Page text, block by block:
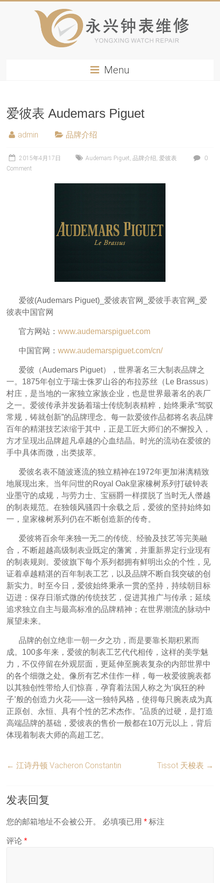
Menu
爱彼表 Audemars Piguet
admin 品牌介绍
2015年4月17日 Audemars Piguet,品牌介绍,爱彼表
0
Comment
爱彼(Audemars Piguet)_爱彼表官网_爱彼手表官网_爱
彼表中国官网
官方网站：www.audemarspiguet.com
中国官网：www.audemarspiguet.com/cn/
爱彼（Audemars Piguet），世界著名三大制表品牌之
一。1875年创立于瑞士侏罗山谷的布拉苏丝（Le Brassus）
村庄，是当地的一家独立家族企业，也是世界最著名的表厂
之一。爱彼传承并发扬着瑞士传统制表精粹，始终秉承“驾驭
常规，铸就创新”的品牌理念。每一款爱彼作品都将名表品牌
百年的精湛技艺浓缩于其中，正是工匠大师们的不懈投入，
方才呈现出品牌超凡卓越的心血结晶。时光的流动在爱彼的
手中具体而微，出类拔萃。
爱彼名表不随波逐流的独立精神在1972年更加淋漓精致
地展现出来。当年问世的Royal Oak皇家橡树系列打破钟表
业墨守的成规，与劳力士、宝丽爵一样摆脱了当时无人僭越
的制表规范。在独领风骚四十余载之后，爱彼的坚持始终如
一，皇家橡树系列仍在不断创造新的传奇。
爱彼将百余年来独一无二的传统、经验及技艺等完美融
合，不断超越高级制表业既定的藩篱，并重新界定行业现有
的制表规则。爱彼旗下每个系列都拥有鲜明出众的个性，见
证着卓越精湛的百年制表工艺，以及品牌不断自我突破的创
新实力。时至今日，爱彼始终秉承一贯的坚持，持续朝目标
迈进：保存日渐式微的传统技艺，促进其推广与传承；延续
追求独立自主与最高标准的品牌精神；在世界潮流的脉动中
展望未来。
品牌的创立绝非一朝一夕之功，而是要靠长期积累而
成。100多年来，爱彼的制表工艺代代相传，这样的美学魅
力，不仅停留在外观层面，更延伸至腕表复杂的内部世界中
的各个细微之处。像所有艺术佳作一样，每一枚爱彼腕表都
以其独创性带给人们惊喜，孕育着法国人称之为‘疯狂的种
子’般的创造力火花——这一独特风格，使得每只腕表成为真
正原创、永恒、具有个性的艺术杰作。”品质的过硬，是打造
高端品牌的基础，爱彼表的售价一般都在10万元以上，背后
体现着制表大师的高超工艺。
← 江诗丹顿 Vacheron Constantin Tissot 天梭表 →
发表回复
您的邮箱地址不会被公开。 必填项已用* 标注
评论*